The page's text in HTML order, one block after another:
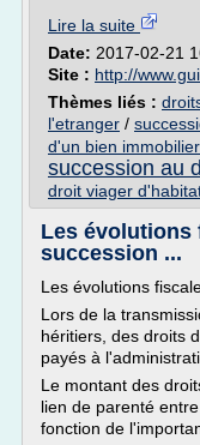
Lire la suite
Date: 2017-02-21
Site : http://
Thèmes liés :
l'etranger /
d'un bien
succession au
droit viager
Les évolutions
succession ...
Les évolutions
Lors de la
héritiers, des droits
payés à
Le montant des
lien de parenté
fonction de